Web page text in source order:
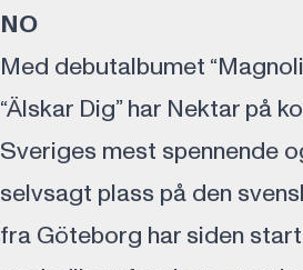
NO
Med debutalbumet
“Älskar Dig” har Nektar på
Sveriges mest spennende
selvsagt plass på den
fra Göteborg har siden